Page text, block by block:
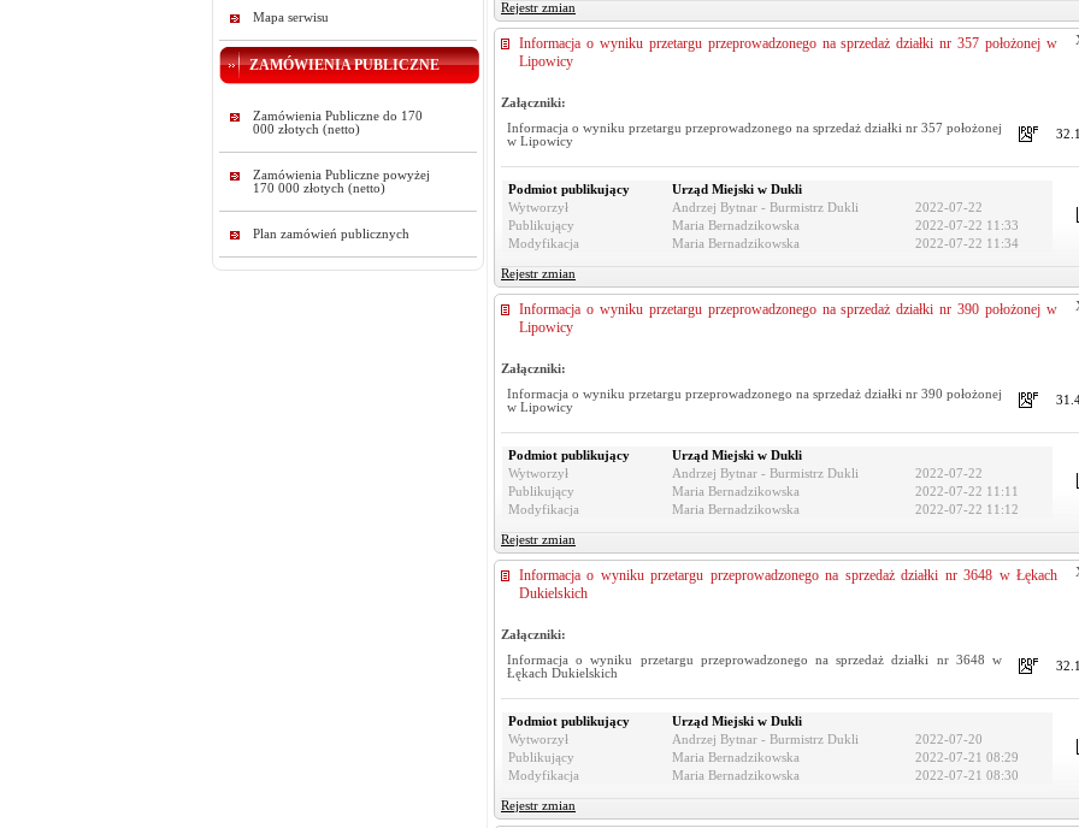
Mapa serwisu
ZAMÓWIENIA PUBLICZNE
Zamówienia Publiczne do 170
000 złotych (netto)
Zamówienia Publiczne powyżej
170 000 złotych (netto)
Plan zamówień publicznych
Rejestr zmian
Informacja o wyniku przetargu przeprowadzonego na sprzedaż działki nr 357 położonej w
Lipowicy
Załączniki:
Informacja o wyniku przetargu przeprowadzonego na sprzedaż działki nr 357 położonej
w Lipowicy
Podmiot publikujący
Urząd Miejski w Dukli
Wytworzył
Andrzej Bytnar - Burmistrz Dukli
2022-07-22
Publikujący
Maria Bernadzikowska
2022-07-22 11:33
Modyfikacja
Maria Bernadzikowska 2022-07-22 11:34
Rejestr zmian
Informacja o wyniku przetargu przeprowadzonego na sprzedaż działki nr 390 położonej w
Lipowicy
Załączniki:
Informacja o wyniku przetargu przeprowadzonego na sprzedaż działki nr 390 położonej
w Lipowicy
Podmiot publikujący
Urząd Miejski w Dukli
Wytworzył
Andrzej Bytnar - Burmistrz Dukli
2022-07-22
Publikujący
Maria Bernadzikowska
2022-07-22 11:11
Modyfikacja
Maria Bernadzikowska 2022-07-22 11:12
Rejestr zmian
Informacja o wyniku przetargu przeprowadzonego na sprzedaż działki nr 3648 w Łękach
Dukielskich
Załączniki:
Informacja o wyniku przetargu przeprowadzonego na sprzedaż działki nr 3648 w
Łękach Dukielskich
Podmiot publikujący
Urząd Miejski w Dukli
Wytworzył
Andrzej Bytnar - Burmistrz Dukli
2022-07-20
Publikujący
Maria Bernadzikowska
2022-07-21 08:29
Modyfikacja
Maria Bernadzikowska 2022-07-21 08:30
Rejestr zmian